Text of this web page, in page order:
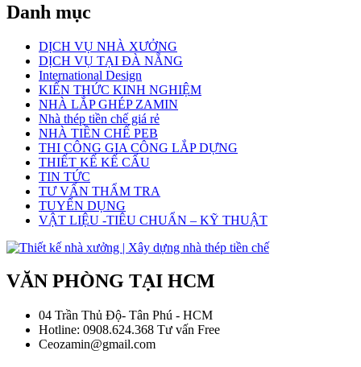
Danh mục
DỊCH VỤ NHÀ XƯỞNG
DỊCH VỤ TẠI ĐÀ NẴNG
International Design
KIẾN THỨC KINH NGHIỆM
NHÀ LẮP GHÉP ZAMIN
Nhà thép tiền chế giá rẻ
NHÀ TIỀN CHẾ PEB
THI CÔNG GIA CÔNG LẮP DỰNG
THIẾT KẾ KẾ CẤU
TIN TỨC
TƯ VẤN THẨM TRA
TUYỂN DỤNG
VẬT LIỆU -TIÊU CHUẨN – KỸ THUẬT
VĂN PHÒNG TẠI HCM
04 Trần Thủ Độ- Tân Phú - HCM
Hotline: 0908.624.368 Tư vấn Free
Ceozamin@gmail.com